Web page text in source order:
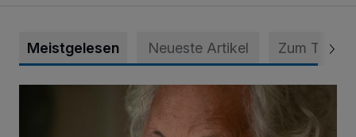
Meistgelesen Neueste Artikel Zum Thema
Konrad Beikircher verstorben